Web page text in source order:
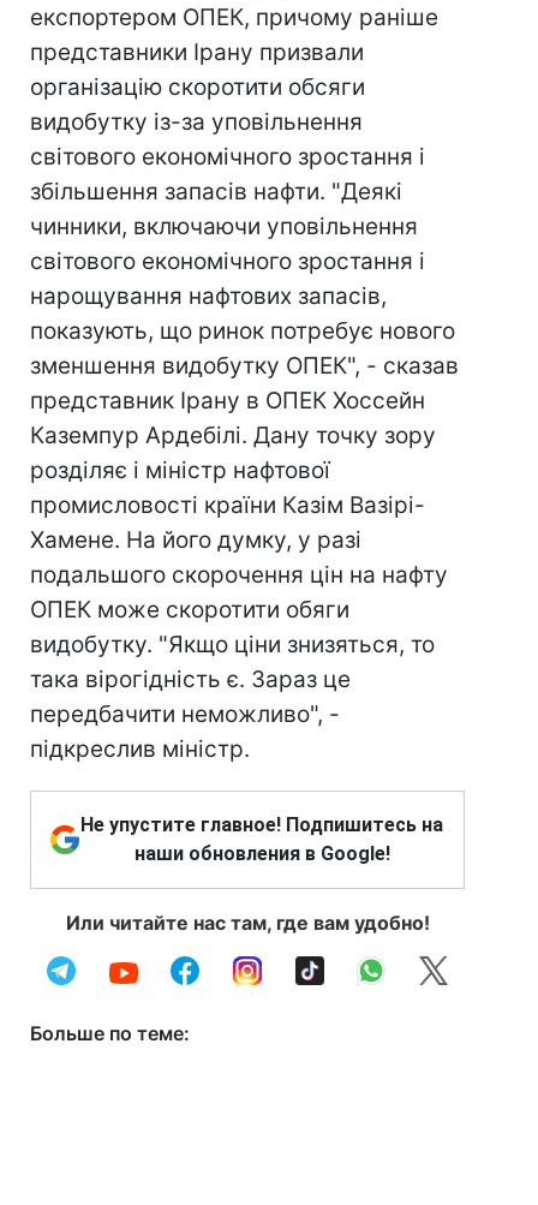
експортером ОПЕК, причому раніше
представники Ірану призвали
організацію скоротити обсяги
видобутку із-за уповільнення
світового економічного зростання і
збільшення запасів нафти. "Деякі
чинники, включаючи уповільнення
світового економічного зростання і
нарощування нафтових запасів,
показують, що ринок потребує нового
зменшення видобутку ОПЕК", - сказав
представник Ірану в ОПЕК Хоссейн
Каземпур Ардебілі. Дану точку зору
розділяє і міністр нафтової
промисловості країни Казім Вазірі-
Хамене. На його думку, у разі
подальшого скорочення цін на нафту
ОПЕК може скоротити обяги
видобутку. "Якщо ціни знизяться, то
така вірогідність є. Зараз це
передбачити неможливо", -
підкреслив міністр.
Не упустите главное! Подпишитесь на
наши обновления в Google!
Или читайте нас там, где вам удобно!
Больше по теме: